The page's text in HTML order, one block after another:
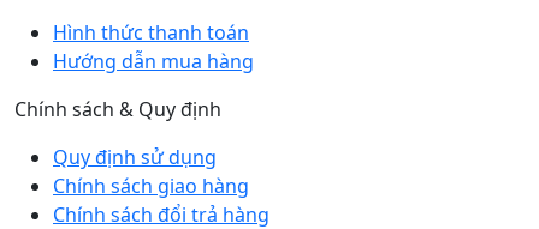
Hình thức thanh toán
Hướng dẫn mua hàng
Chính sách & Quy định
Quy định sử dụng
Chính sách giao hàng
Chính sách đổi trả hàng